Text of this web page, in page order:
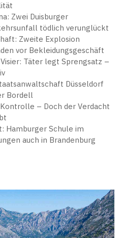
Zwei Duisburger
tödlich verunglückt
Zweite Explosion
vor Bekleidungsgeschäft
Täter legt Sprengsatz –
Düsseldorf
Bordell
– Doch der Verdacht
Hamburger Schule im
auch in Brandenburg